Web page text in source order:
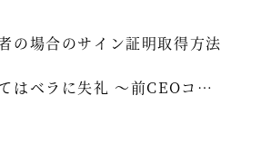
の場合のサイン証明取得方法
はベラに失礼 ～前CEOコラ